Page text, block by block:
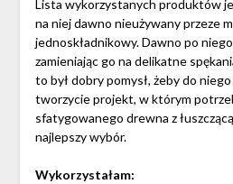
Lista wykorzystanych produktów
na niej dawno nieużywany przeze
jednoskładnikowy. Dawno po niego
zamieniając go na delikatne
to był dobry pomysł, żeby do
tworzycie projekt, w którym
sfatygowanego drewna z
najlepszy wybór.
Wykorzystałam: